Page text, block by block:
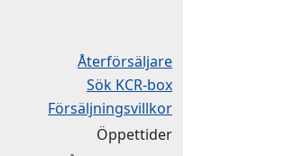
Återförsäljare
Sök KCR-box
Försäljningsvillkor
Öppettider